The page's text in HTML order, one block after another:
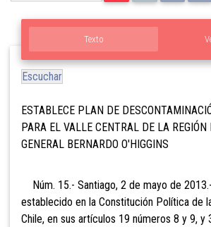
Texto
Escuchar
ESTABLECE PLAN DE
PARA EL VALLE CENTRAL DE LA REGIÓN
GENERAL BERNARDO O'HIGGINS
Núm. 15.- Santiago, 2 de mayo de
establecido en la Constitución Política de
Chile, en sus artículos 19 números 8 y 9, y